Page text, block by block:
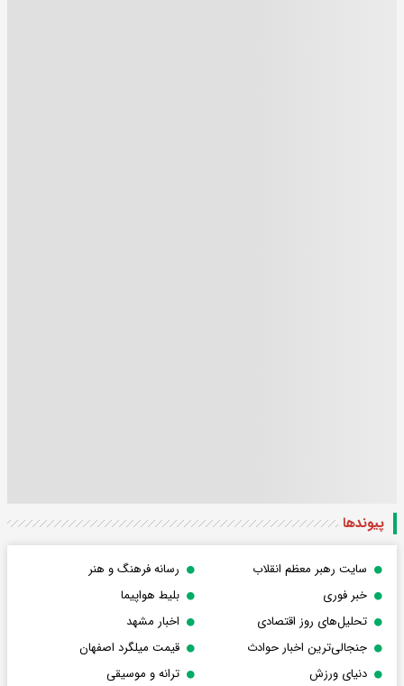
پیوندها
سایت رهبر معظم انقلاب
رسانه فرهنگ و هنر
خبر فوری
بلیط هواپیما
تحلیل‌های روز اقتصادی
اخبار مشهد
جنجالی‌ترین اخبار حوادث
قیمت میلگرد اصفهان
دنیای ورزش
ترانه و موسیقی